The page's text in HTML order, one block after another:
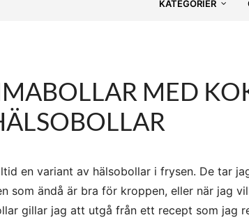
KATEGORIER
MED
en variant av hälsobollar i frysen. De tar
som ändå är bra för kroppen, eller när jag
gillar jag att utgå från ett recept som jag